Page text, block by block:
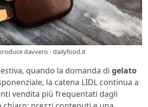
davvero - dailyfood.it
quando la domanda di gelato
la catena LIDL continua a
vendita più frequentati dagli